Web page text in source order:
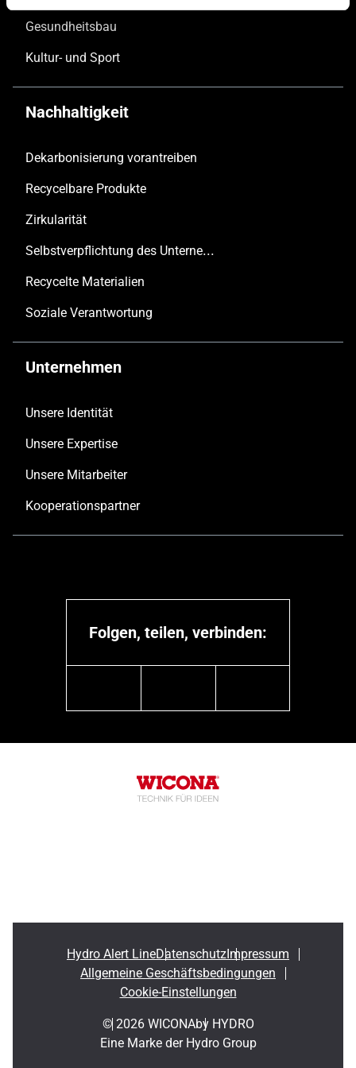
Gesundheitsbau
Kultur- und Sport
Nachhaltigkeit
Dekarbonisierung vorantreiben
Recycelbare Produkte
Zirkularität
Selbstverpflichtung des Unternehmens
Recycelte Materialien
Soziale Verantwortung
Unternehmen
Unsere Identität
Unsere Expertise
Unsere Mitarbeiter
Kooperationspartner
Folgen, teilen, verbinden:
Hydro Alert LineDatenschutzImpressum
Allgemeine Geschäftsbedingungen
Cookie-Einstellungen
© 2026 WICONAby HYDRO
Eine Marke der Hydro Group